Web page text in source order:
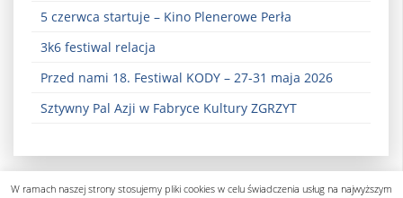
5 czerwca startuje – Kino Plenerowe Perła
3k6 festiwal relacja
Przed nami 18. Festiwal KODY – 27-31 maja 2026
Sztywny Pal Azji w Fabryce Kultury ZGRZYT
W ramach naszej strony stosujemy pliki cookies w celu świadczenia usług na najwyższym